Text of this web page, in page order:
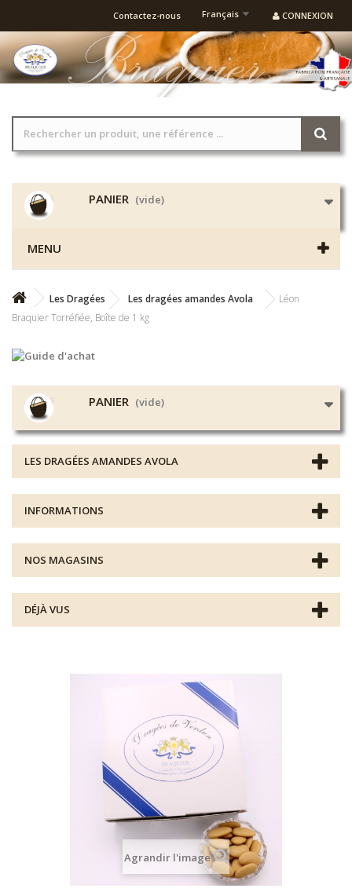
CONNEXION
Français
Contactez-nous
PANIER (vide)
MENU
Les Dragées Les dragées amandes Avola
Léon
Braquier Torréfiée, Boîte de 1 kg
PANIER (vide)
LES DRAGÉES AMANDES AVOLA
INFORMATIONS
NOS MAGASINS
DÉJÀ VUS
Agrandir l'image